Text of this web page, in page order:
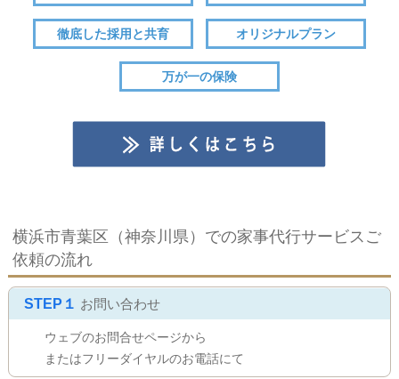
徹底した採用と共育 オリジナルプラン
万が一の保険
横浜市青葉区（神奈川県）での家事代行サービスご
依頼の流れ
STEP１ お問い合わせ
ウェブのお問合せページから
またはフリーダイヤルのお電話にて